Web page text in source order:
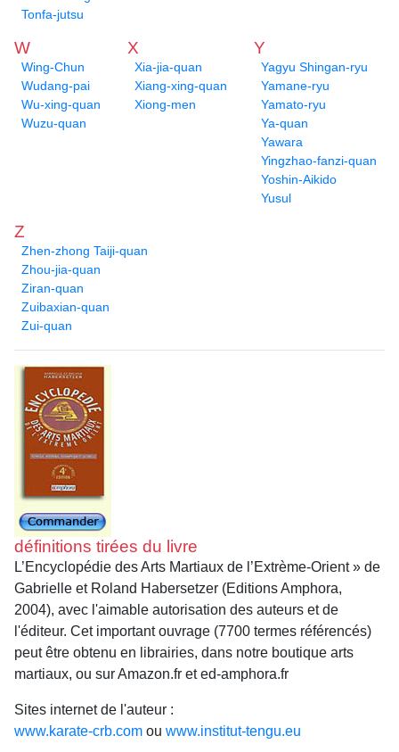
Tonfa-jutsu
W
Wing-Chun
Wudang-pai
Wu-xing-quan
Wuzu-quan
X
Xia-jia-quan
Xiang-xing-quan
Xiong-men
Y
Yagyu Shingan-ryu
Yamane-ryu
Yamato-ryu
Ya-quan
Yawara
Yingzhao-fanzi-quan
Yoshin-Aikido
Yusul
Z
Zhen-zhong Taiji-quan
Zhou-jia-quan
Ziran-quan
Zuibaxian-quan
Zui-quan
définitions tirées du livre
L’Encyclopédie des Arts Martiaux de l’Extrème-Orient » de
Gabrielle et Roland Habersetzer (Editions Amphora,
2004), avec l'aimable autorisation des auteurs et de
l'éditeur. Cet important ouvrage (7700 termes référencés)
peut être obtenu en librairies, dans notre boutique arts
martiaux, ou sur Amazon.fr et ed-amphora.fr
Sites internet de l'auteur :
www.karate-crb.com ou www.institut-tengu.eu